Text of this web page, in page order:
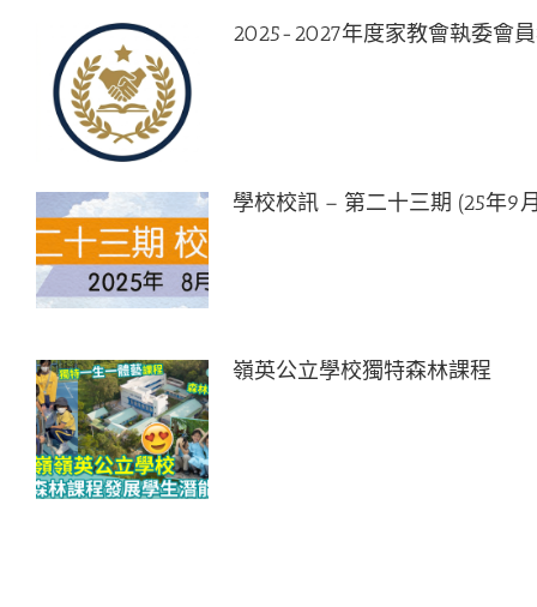
2025-2027年度家教會執委會
學校校訊 – 第二十三期 (25年9
嶺英公立學校獨特森林課程